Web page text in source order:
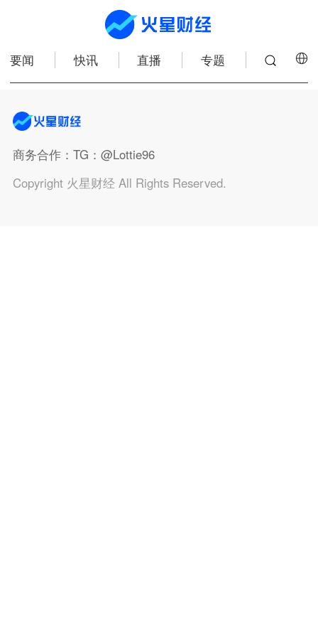
要闻 快讯 直播 专题
商务合作：TG：@Lottie96
Copyright 火星财经 All Rights Reserved.